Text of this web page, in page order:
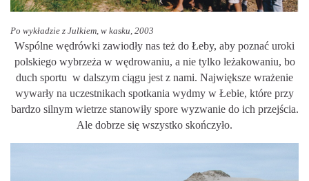
Po wykładzie z Julkiem, w kasku, 2003
Wspólne wędrówki zawiodły nas też do Łeby, aby poznać uroki
polskiego wybrzeża w wędrowaniu, a nie tylko leżakowaniu, bo
duch sportu w dalszym ciągu jest z nami. Największe wrażenie
wywarły na uczestnikach spotkania wydmy w Łebie, które przy
bardzo silnym wietrze stanowiły spore wyzwanie do ich przejścia.
Ale dobrze się wszystko skończyło.